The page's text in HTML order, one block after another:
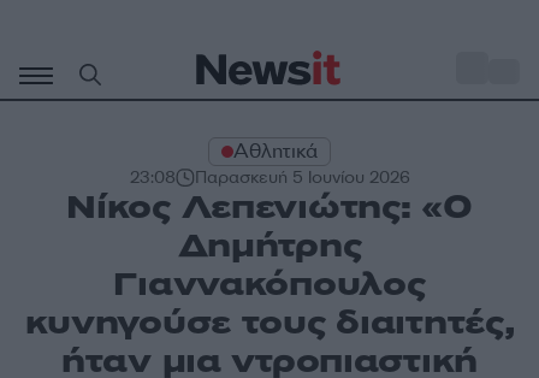
περιεχόμενο
Αθλητικά
23:08 Παρασκευή 5 Ιουνίου 2026
Νίκος Λεπενιώτης: «Ο
Δημήτρης
Γιαννακόπουλος
κυνηγούσε τους διαιτητές,
ήταν μια ντροπιαστική